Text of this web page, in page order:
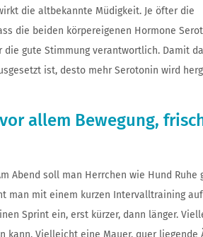
die altbekannte Müdigkeit. Je öfter die
die beiden körpereigenen Hormone
gute Stimmung verantwortlich. Damit
ist, desto mehr Serotonin wird
allem Bewegung,
Abend soll man Herrchen wie Hund Ruhe
man mit einem kurzen Intervalltraining
Sprint ein, erst kürzer, dann länger.
Vielleicht eine Mauer, quer liegende